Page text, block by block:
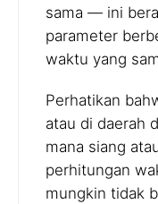
sama — ini
parameter
waktu yang
Perhatikan
atau di daerah
mana siang
perhitungan
mungkin tidak